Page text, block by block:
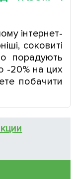
інтернет-
соковиті
порадують
-20% на цих
побачити